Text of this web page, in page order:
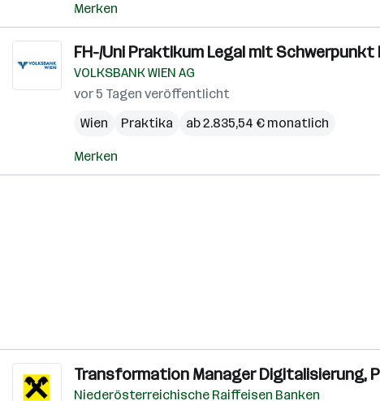
Merken
FH-/Uni Praktikum Legal mit Schwerpunkt
VOLKSBANK WIEN AG
vor 5 Tagen veröffentlicht
Wien
Praktika ab 2.835,54 € monatlich
Merken
Transformation Manager Digitalisierung,
Niederösterreichische Raiffeisen Banken